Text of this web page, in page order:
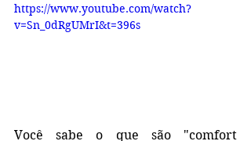
https://www.youtube.com/watch?
v=Sn_0dRgUMrI&t=396s
Você sabe o que são "comfort